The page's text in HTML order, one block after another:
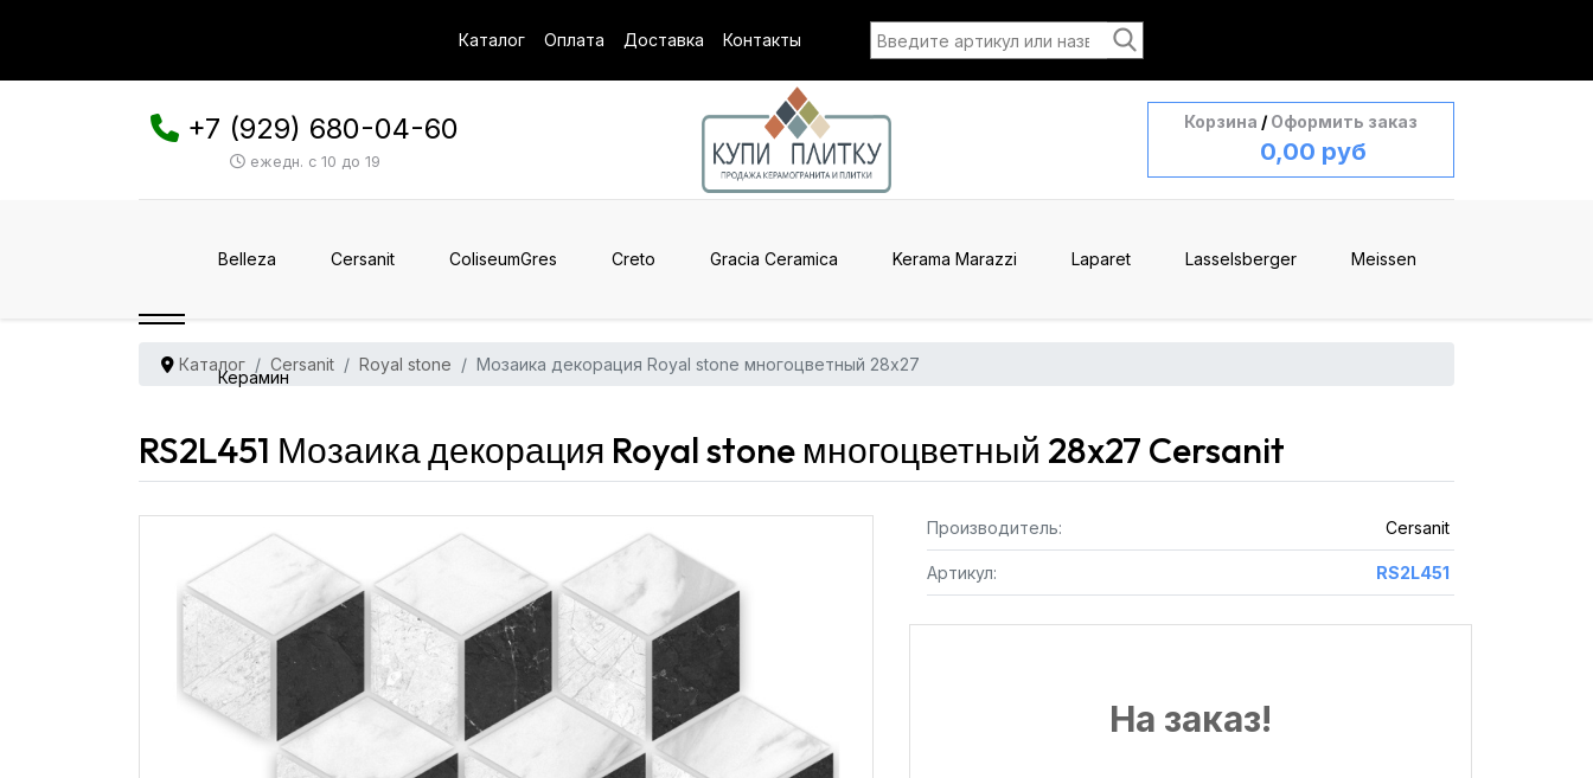
Каталог Оплата Доставка Контакты
+7 (929) 680-04-60
ежедн. с 10 до 19
Корзина / Оформить заказ
0,00 руб
Belleza Cersanit ColiseumGres Creto Gracia Ceramica Kerama Marazzi Laparet Lasselsberger Meissen
Керамин
Каталог Cersanit Royal stone Мозаика декорация Royal stone многоцветный 28x27
RS2L451 Мозаика декорация Royal stone многоцветный 28x27 Cersanit
Производитель: Cersanit
Артикул: RS2L451
На заказ!